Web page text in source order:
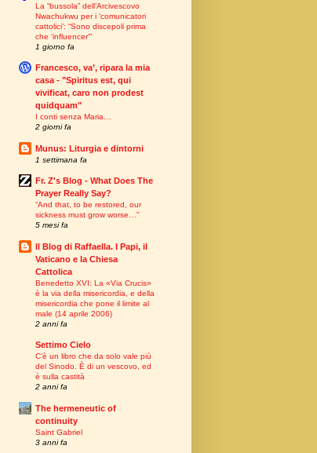
La “bussola” dell’Arcivescovo
Nwachukwu per i ‘comunicatori
cattolici’: “Sono discepoli prima
che ‘influencer’”
1 giorno fa
Francesco, va’, ripara la mia
casa - "Spiritus est, qui
vivificat, caro non prodest
quidquam"
I conti senza Maria…
2 giorni fa
Munus: Liturgia e dintorni
1 settimana fa
Fr. Z's Blog - What Does The
Prayer Really Say?
“And that, to be restored, our
sickness must grow worse…”
5 mesi fa
Il Blog di Raffaella. I Papi, il
Vaticano e la Chiesa
Cattolica
Benedetto XVI: La «Via Crucis»
è la via della misericordia, e della
misericordia che pone il limite al
male (14 aprile 2006)
2 anni fa
Settimo Cielo
C’è un libro che da solo vale più
del Sinodo. È di un vescovo, ed
è sulla castità
2 anni fa
The hermeneutic of
continuity
Saint Gabriel
3 anni fa